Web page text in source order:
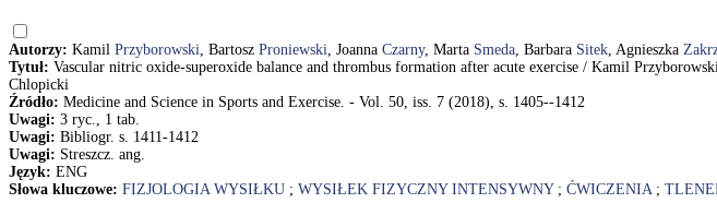
Autorzy: Kamil Przyborowski, Bartosz Proniewski, Joanna Czarny, Marta Smeda, Barbara Sitek, Agnieszka
Tytuł: Vascular nitric oxide-superoxide balance and thrombus formation after acute exercise / Kamil
Chlopicki
Źródło: Medicine and Science in Sports and Exercise. - Vol. 50, iss. 7 (2018), s. 1405--1412
Uwagi: 3 ryc., 1 tab.
Uwagi: Bibliogr. s. 1411-1412
Uwagi: Streszcz. ang.
Język: ENG
Słowa kluczowe: FIZJOLOGIA WYSIŁKU ; WYSIŁEK FIZYCZNY INTENSYWNY; ĆWICZENIA;